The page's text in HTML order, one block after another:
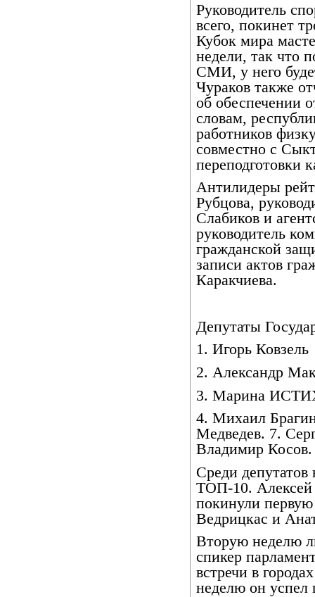
Руководитель
всего, покинет
Кубок мира
недели, так что
СМИ, у него
Чураков также
об обеспечении
словам,
работников
совместно с
переподготовки
Антилидеры
Рубцова,
Слабиков и
руководитель
гражданской
записи актов
Каракчиева.
Депутаты
1. Игорь Ковзель
2. Александр
3. Марина
4. Михаил
Медведев. 7.
Владимир
Среди депутатов
ТОП-10.
покинули
Ведрицкас и
Вторую неделю
спикер
встречи в
неделю он успел